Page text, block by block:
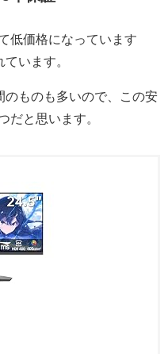
低価格になっています
います。
ものも多いので、この安
だと思います。